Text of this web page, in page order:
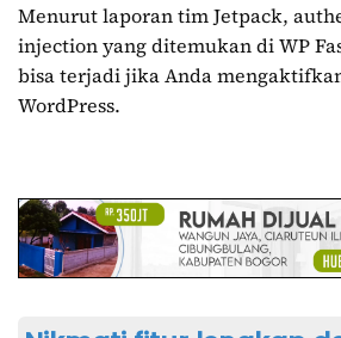
Menurut laporan tim Jetpack,
injection yang ditemukan di WP
bisa terjadi jika Anda
WordPress.